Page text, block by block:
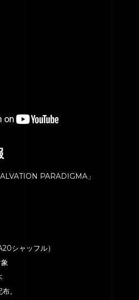
PARADIGMA」
シャッフル）
。